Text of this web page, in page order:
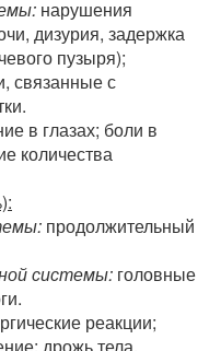
нарушения
дизурия, задержка
пузыря);
связанные с
в глазах; боли в
количества
продолжительный
системы: головные
реакции;